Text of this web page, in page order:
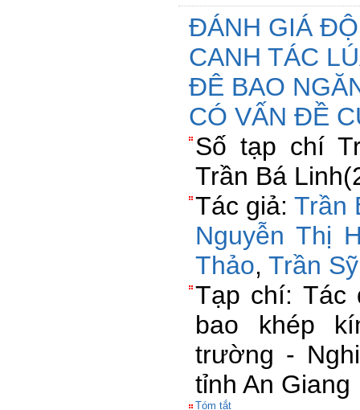
ĐÁNH GIÁ
CANH TÁC
ĐÊ BAO
CÓ VẤN ĐỀ
Số tạp chí
Trần Bá
Tác giả:Trần
Nguyễn Thị
Thảo, Trần
Tạp chí: Tác
bao khép
trường -
tỉnh An Giang
Tóm tắt